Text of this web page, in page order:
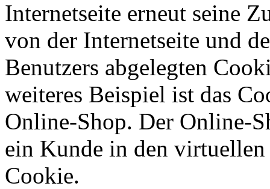
Internetseite erneut seine
von der Internetseite und
Benutzers abgelegten
weiteres Beispiel ist das
Online-Shop. Der Online-
ein Kunde in den
Cookie.